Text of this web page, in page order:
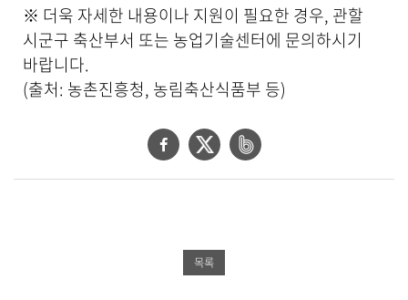
※ 더욱 자세한 내용이나 지원이 필요한 경우, 관할
시군구 축산부서 또는 농업기술센터에 문의하시기
바랍니다.
(출처: 농촌진흥청, 농림축산식품부 등)
페
트
유
하
네
목록